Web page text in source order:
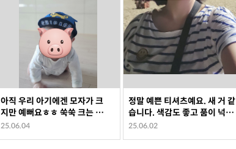
아직 우리 아기에겐 모자가 크
지만 예뻐요ㅎㅎ 쑥쑥 크는 아
가들에겐 굿 잘 입힐게요^^
25.06.04
정말 예쁜 티셔츠예요. 새 거 같
습니다. 색감도 좋고 품이 넉넉
하여 자주 입을 것 같습니다.~
25.06.02